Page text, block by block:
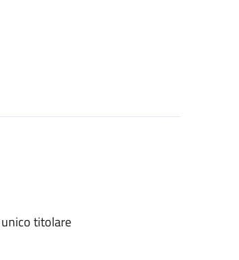
titolare